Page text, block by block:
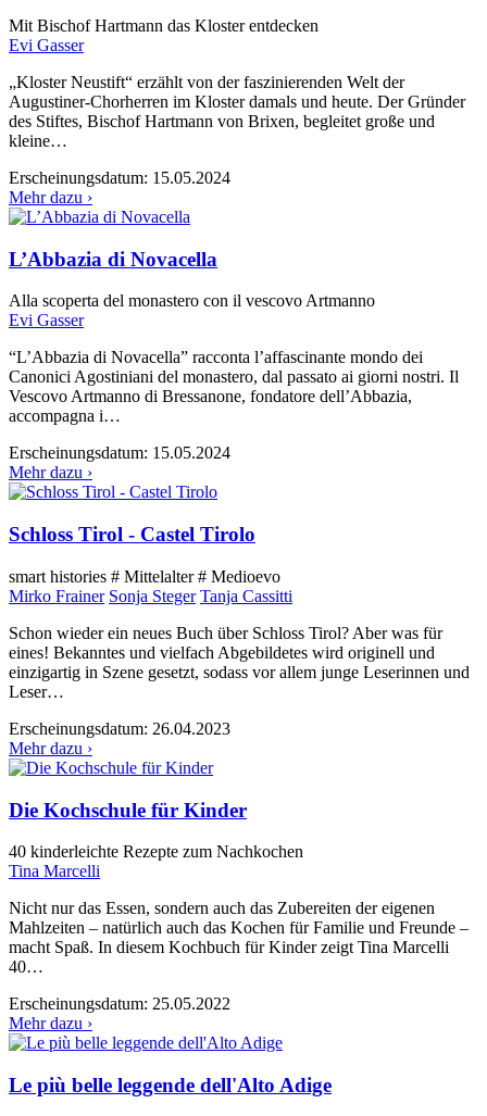
Mit Bischof Hartmann das Kloster entdecken
Evi Gasser
„Kloster Neustift“ erzählt von der faszinierenden Welt der
Augustiner-Chorherren im Kloster damals und heute. Der Gründer
des Stiftes, Bischof Hartmann von Brixen, begleitet große und
kleine…
Erscheinungsdatum: 15.05.2024
Mehr dazu ›
L’Abbazia di Novacella
Alla scoperta del monastero con il vescovo Artmanno
Evi Gasser
“L’Abbazia di Novacella” racconta l’affascinante mondo dei
Canonici Agostiniani del monastero, dal passato ai giorni nostri. Il
Vescovo Artmanno di Bressanone, fondatore dell’Abbazia,
accompagna i…
Erscheinungsdatum: 15.05.2024
Mehr dazu ›
Schloss Tirol - Castel Tirolo
smart histories # Mittelalter # Medioevo
Mirko Frainer Sonja Steger Tanja Cassitti
Schon wieder ein neues Buch über Schloss Tirol? Aber was für
eines! Bekanntes und vielfach Abgebildetes wird originell und
einzigartig in Szene gesetzt, sodass vor allem junge Leserinnen und
Leser…
Erscheinungsdatum: 26.04.2023
Mehr dazu ›
Die Kochschule für Kinder
40 kinderleichte Rezepte zum Nachkochen
Tina Marcelli
Nicht nur das Essen, sondern auch das Zubereiten der eigenen
Mahlzeiten – natürlich auch das Kochen für Familie und Freunde –
macht Spaß. In diesem Kochbuch für Kinder zeigt Tina Marcelli
40…
Erscheinungsdatum: 25.05.2022
Mehr dazu ›
Le più belle leggende dell'Alto Adige